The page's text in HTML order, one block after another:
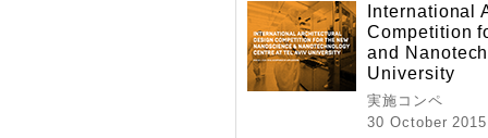
International
Competition
and
University
実施コンペ
30 October 2015